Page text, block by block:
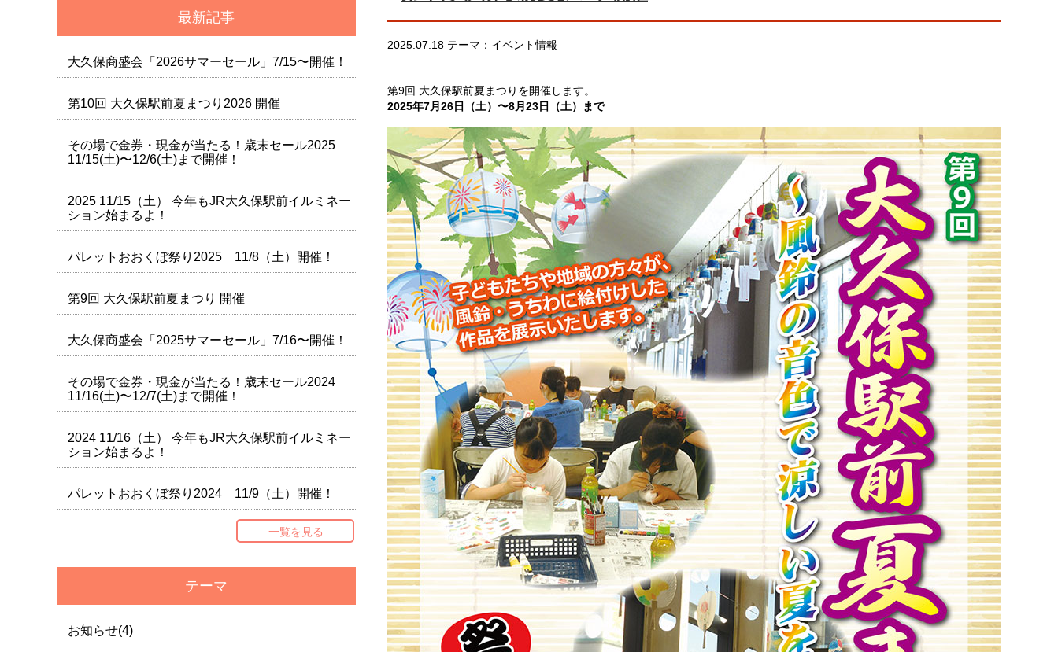
2025.07.18 テーマ：イベント情報
第9回 大久保駅前夏まつりを開催します。
2025年7月26日（土）〜8月23日（土）まで
最新記事
大久保商盛会「2026サマーセール」7/15〜開催！
第10回 大久保駅前夏まつり2026 開催
その場で金券・現金が当たる！歳末セール2025
11/15(土)〜12/6(土)まで開催！
2025 11/15（土） 今年もJR大久保駅前イルミネー
ション始まるよ！
パレットおおくぼ祭り2025 11/8（土）開催！
第9回 大久保駅前夏まつり 開催
大久保商盛会「2025サマーセール」7/16〜開催！
その場で金券・現金が当たる！歳末セール2024
11/16(土)〜12/7(土)まで開催！
2024 11/16（土） 今年もJR大久保駅前イルミネー
ション始まるよ！
パレットおおくぼ祭り2024 11/9（土）開催！
一覧を見る
テーマ
お知らせ(4)